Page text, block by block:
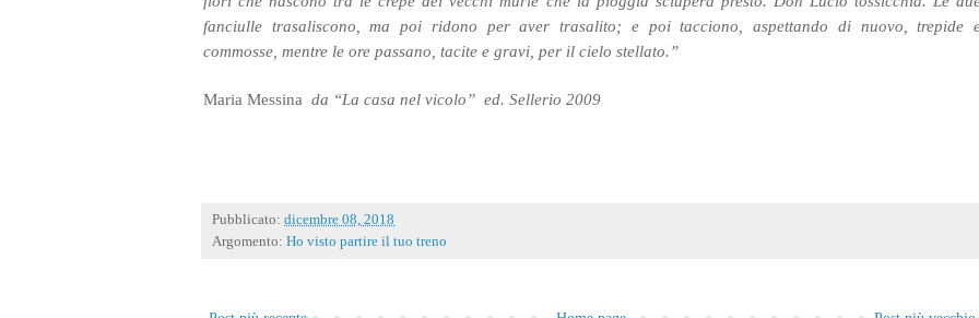
fanciulle trasaliscono, ma poi ridono per aver trasalito; e poi tacciono, aspettando di nuovo, trepide
commosse, mentre le ore passano, tacite e gravi, per il cielo stellato.”
Maria Messina da “La casa nel vicolo” ed. Sellerio 2009
Pubblicato: dicembre 08, 2018
Argomento: Ho visto partire il tuo treno